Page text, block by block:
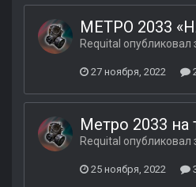
МЕТРО 2033
Requital опубликовал
27 ноября, 2022
Метро 2033 на
Requital опубликовал
25 ноября, 2022